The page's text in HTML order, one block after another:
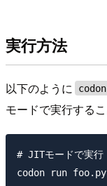
実行方法
以下のように
モードで実行するこ
# JITモードで実行